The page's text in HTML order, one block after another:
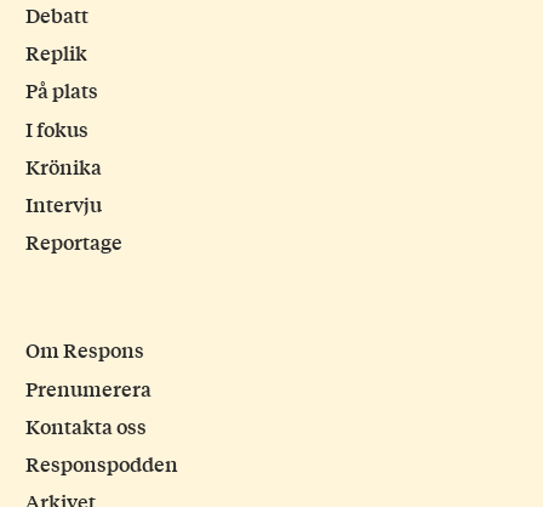
Debatt
Replik
På plats
I fokus
Krönika
Intervju
Reportage
Om Respons
Prenumerera
Kontakta oss
Responspodden